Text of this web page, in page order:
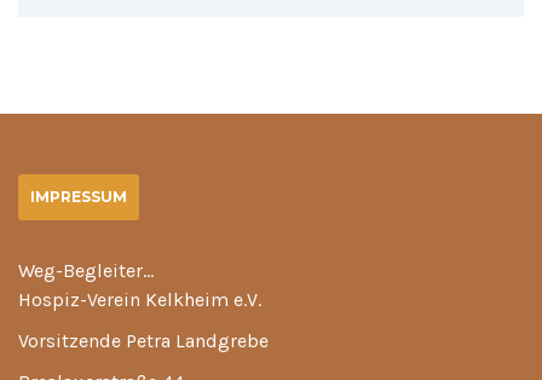
IMPRESSUM
Weg-Begleiter…
Hospiz-Verein Kelkheim e.V.
Vorsitzende Petra Landgrebe